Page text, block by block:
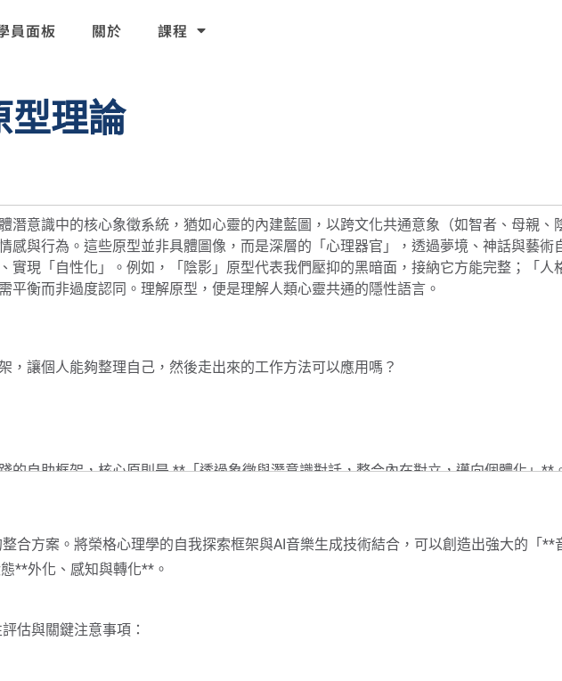
員面板 關於 課程
型理論
潛意識中的核心象徵系統，猶如心靈的內建藍圖，以跨文化共通意象（如智者、母親、
感與行為。這些原型並非具體圖像，而是深層的「心理器官」，透過夢境、神話與藝術
實現「自性化」。例如，「陰影」原型代表我們壓抑的黑暗面，接納它方能完整；「人
平衡而非過度認同。理解原型，便是理解人類心靈共通的隱性語言。
，讓個人能夠整理自己，然後走出來的工作方法可以應用嗎？
的自助框架，核心原則是 **「透過象徵與潛意識對話，整合內在對立，邁向個體化」**
榮格理論）**
徵性訊息」**
合方案。將榮格心理學的自我探索框架與AI音樂生成技術結合，可以創造出強大的「**
**外化、感知與轉化**。
估與關鍵注意事項：